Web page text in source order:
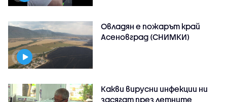
Овладян е пожарът край
Асеновград (СНИМКИ)
Какви вирусни инфекции ни
засягат през летните